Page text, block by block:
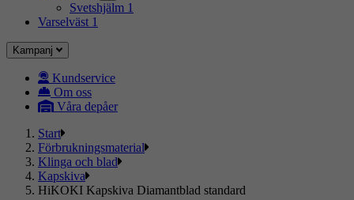
Svetshjälm 1
Varselväst 1
Kampanj
Kundservice
Om oss
Våra depåer
Start
Förbrukningsmaterial
Klinga och blad
Kapskiva
HiKOKI Kapskiva Diamantblad standard